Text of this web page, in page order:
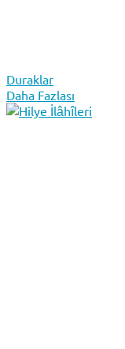
Duraklar
Daha Fazlası